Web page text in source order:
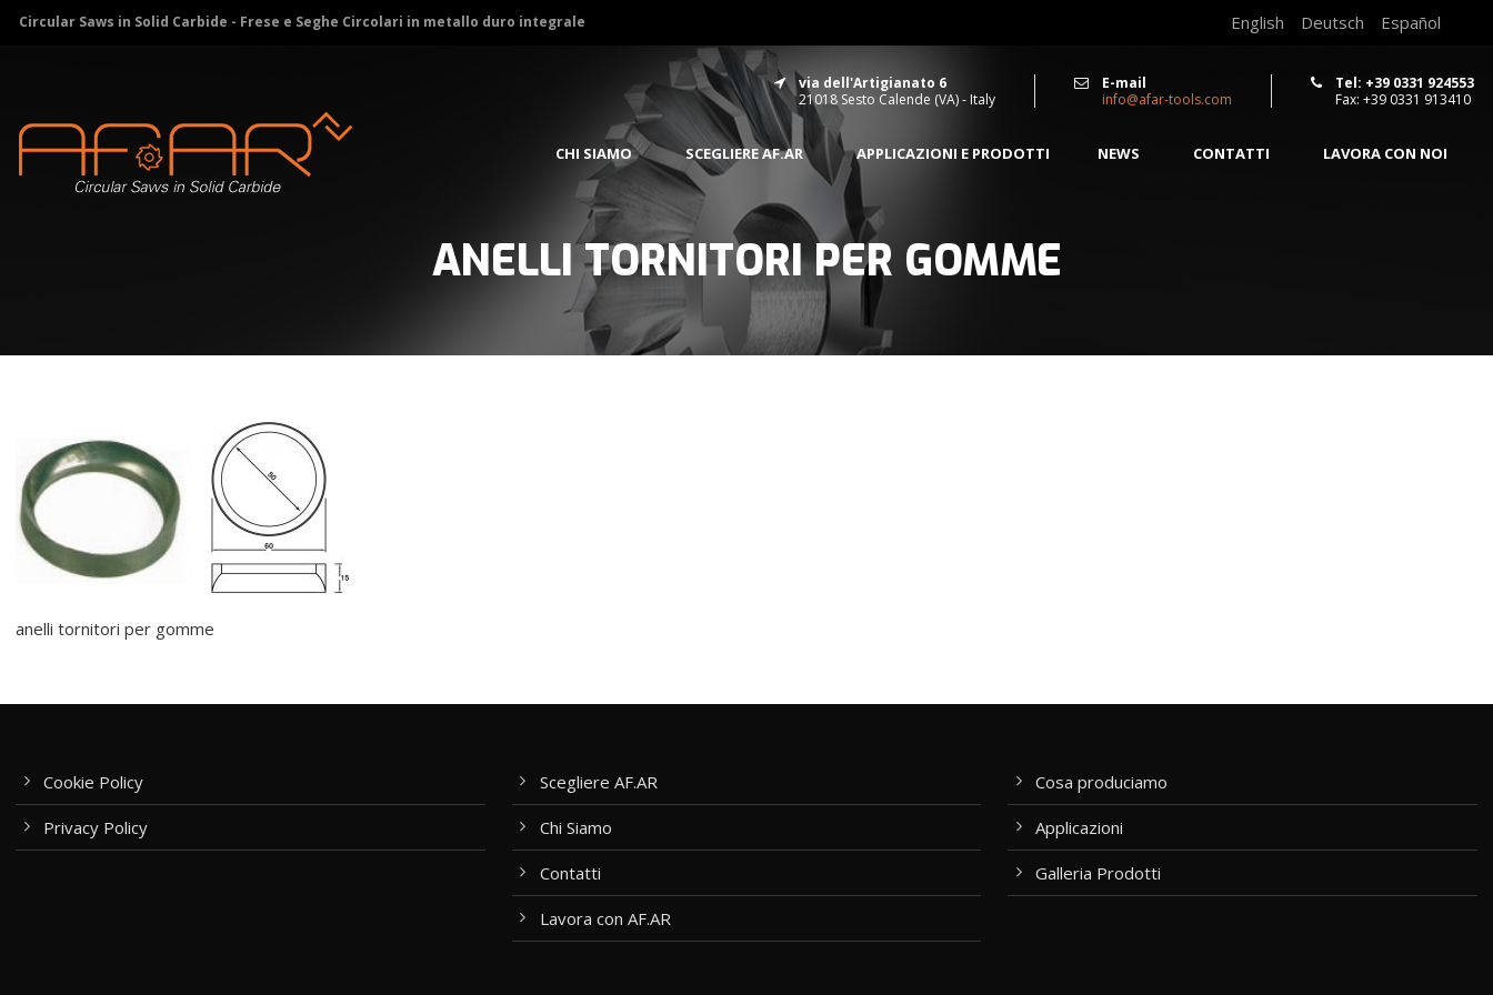
Circular Saws in Solid Carbide - Frese e Seghe Circolari in metallo duro integrale English Deutsch Español
via dell'Artigianato 6
21018 Sesto Calende (VA) - Italy
E-mail
info@afar-tools.com
Tel: +39 0331 924553
Fax: +39 0331 913410
CHI SIAMO SCEGLIERE AF.AR APPLICAZIONI E PRODOTTI NEWS CONTATTI LAVORA CON NOI
ANELLI TORNITORI PER GOMME
anelli tornitori per gomme
Cookie Policy
Privacy Policy
Scegliere AF.AR
Chi Siamo
Contatti
Lavora con AF.AR
Cosa produciamo
Applicazioni
Galleria Prodotti